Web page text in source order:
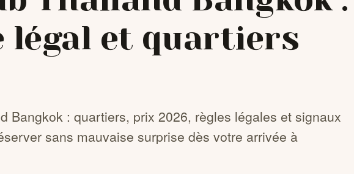
légal et quartiers
Bangkok : quartiers, prix 2026, règles légales et signaux
sans mauvaise surprise dès votre arrivée à